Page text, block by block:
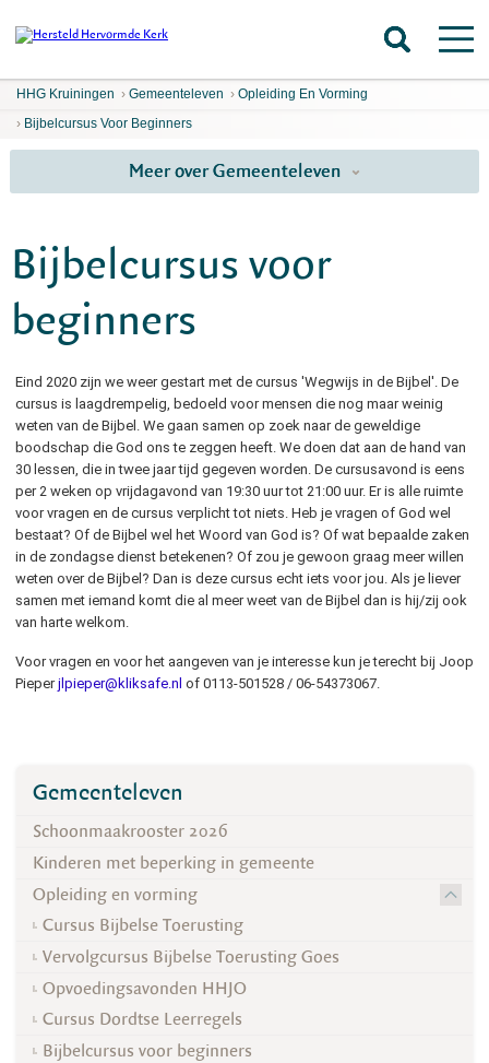
HHG Kruiningen › Gemeenteleven › Opleiding En Vorming
› Bijbelcursus Voor Beginners
Meer over Gemeenteleven
Bijbelcursus voor
beginners
Eind 2020 zijn we weer gestart met de cursus 'Wegwijs in de Bijbel'. De
cursus is laagdrempelig, bedoeld voor mensen die nog maar weinig
weten van de Bijbel. We gaan samen op zoek naar de geweldige
boodschap die God ons te zeggen heeft. We doen dat aan de hand van
30 lessen, die in twee jaar tijd gegeven worden. De cursusavond is eens
per 2 weken op vrijdagavond van 19:30 uur tot 21:00 uur. Er is alle ruimte
voor vragen en de cursus verplicht tot niets. Heb je vragen of God wel
bestaat? Of de Bijbel wel het Woord van God is? Of wat bepaalde zaken
in de zondagse dienst betekenen? Of zou je gewoon graag meer willen
weten over de Bijbel? Dan is deze cursus echt iets voor jou. Als je liever
samen met iemand komt die al meer weet van de Bijbel dan is hij/zij ook
van harte welkom.
Voor vragen en voor het aangeven van je interesse kun je terecht bij Joop
Pieperjlpieper@kliksafe.nl of 0113-501528 / 06-54373067.
Gemeenteleven
Schoonmaakrooster 2026
Kinderen met beperking in gemeente
Opleiding en vorming
Cursus Bijbelse Toerusting
Vervolgcursus Bijbelse Toerusting Goes
Opvoedingsavonden HHJO
Cursus Dordtse Leerregels
Bijbelcursus voor beginners